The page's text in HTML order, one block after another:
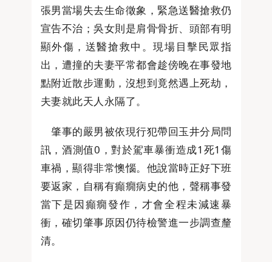
張男當場失去生命徵象，緊急送醫搶救仍
宣告不治；吳女則是肩骨骨折、頭部有明
顯外傷，送醫搶救中。現場目擊民眾指
出，遭撞的夫妻平常都會趁傍晚在事發地
點附近散步運動，沒想到竟然遇上死劫，
夫妻就此天人永隔了。
肇事的嚴男被依現行犯帶回玉井分局問
訊，酒測值0，對於駕車暴衝造成1死1傷
車禍，顯得非常懊惱。他說當時正好下班
要返家，自稱有癲癇病史的他，聲稱事發
當下是因癲癇發作，才會全程未減速暴
衝，確切肇事原因仍待檢警進一步調查釐
清。